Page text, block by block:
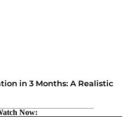
in 3 Months: A Realistic
Now: